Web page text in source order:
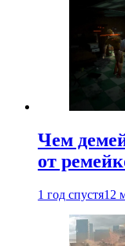
Чем
от
1 год спустя12